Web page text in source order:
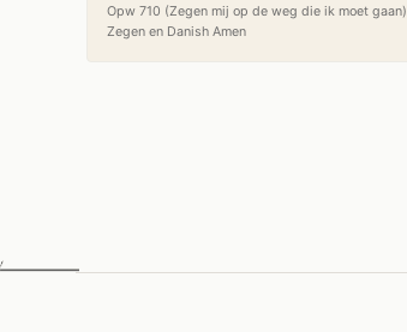
Opw 710 (Zegen mij op de weg die ik moet gaan)